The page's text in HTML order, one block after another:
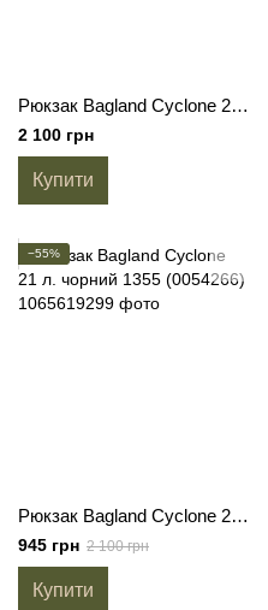
Рюкзак Bagland Cyclone 21 л. чорний (0054266)
2 100 грн
Купити
−55%
Рюкзак Bagland Cyclone 21 л. чорний 1355 (0054266)
945 грн 2 100 грн
Купити